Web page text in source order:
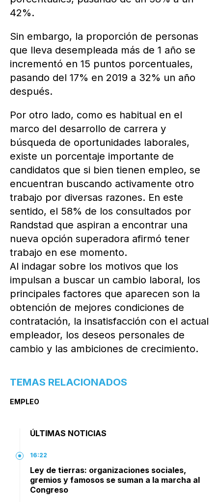
42%.
Sin embargo, la proporción de personas
que lleva desempleada más de 1 año se
incrementó en 15 puntos porcentuales,
pasando del 17% en 2019 a 32% un año
después.
Por otro lado, como es habitual en el
marco del desarrollo de carrera y
búsqueda de oportunidades laborales,
existe un porcentaje importante de
candidatos que si bien tienen empleo, se
encuentran buscando activamente otro
trabajo por diversas razones. En este
sentido, el 58% de los consultados por
Randstad que aspiran a encontrar una
nueva opción superadora afirmó tener
trabajo en ese momento.
Al indagar sobre los motivos que los
impulsan a buscar un cambio laboral, los
principales factores que aparecen son la
obtención de mejores condiciones de
contratación, la insatisfacción con el actual
empleador, los deseos personales de
cambio y las ambiciones de crecimiento.
TEMAS RELACIONADOS
EMPLEO
ÚLTIMAS NOTICIAS
16:22
Ley de tierras: organizaciones sociales,
gremios y famosos se suman a la marcha al
Congreso